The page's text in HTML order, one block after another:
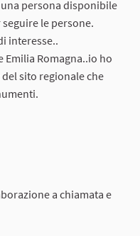
persona disponibile
le persone.
interesse..
Emilia Romagna..io ho
sito regionale che
a chiamata e